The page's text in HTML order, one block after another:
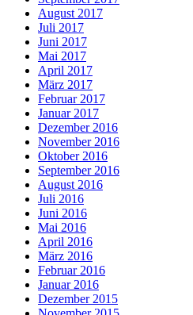
August 2017
Juli 2017
Juni 2017
Mai 2017
April 2017
März 2017
Februar 2017
Januar 2017
Dezember 2016
November 2016
Oktober 2016
September 2016
August 2016
Juli 2016
Juni 2016
Mai 2016
April 2016
März 2016
Februar 2016
Januar 2016
Dezember 2015